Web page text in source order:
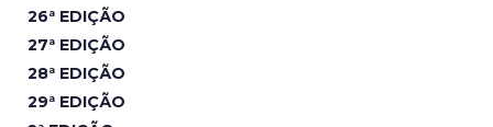
26ª EDIÇÃO
27ª EDIÇÃO
28ª EDIÇÃO
29ª EDIÇÃO